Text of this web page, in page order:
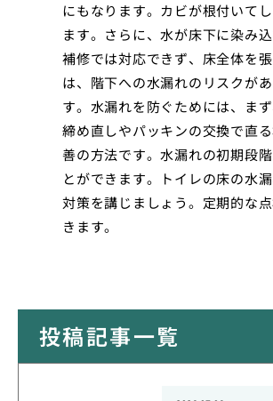
にもなります。カビが根付いて
ます。さらに、水が床下に染み
補修では対応できず、床全体を
は、階下への水漏れのリスクが
す。水漏れを防ぐためには、ま
締め直しやパッキンの交換で直
善の方法です。水漏れの初期段
とができます。トイレの床の水
対策を講じましょう。定期的な
きます。
投稿記事一覧